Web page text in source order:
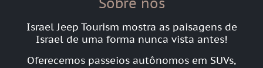
Sobre nós
Israel Jeep Tourism mostra as paisagens de
Israel de uma forma nunca vista antes!
Oferecemos passeios autônomos em SUVs,